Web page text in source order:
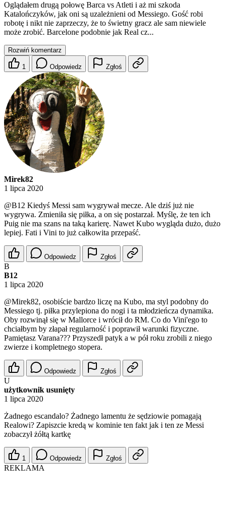
Oglądałem drugą połowę Barca vs Atleti i aż mi szkoda
Katalończyków, jak oni są uzależnieni od Messiego. Gość robi
robotę i nikt nie zaprzeczy, że to świetny gracz ale sam niewiele
może zrobić. Barcelone podobnie jak Real cz...
Rozwiń komentarz
1 Odpowiedz Zgłoś
Mirek82
1 lipca 2020
@B12 Kiedyś Messi sam wygrywał mecze. Ale dziś już nie
wygrywa. Zmieniła się piłka, a on się postarzał. Myślę, że ten ich
Puig nie ma szans na taką karierę. Nawet Kubo wygląda dużo, dużo
lepiej. Fati i Vini to już całkowita przepaść.
Odpowiedz Zgłoś
B
B12
1 lipca 2020
@Mirek82, osobiście bardzo liczę na Kubo, ma styl podobny do
Messiego tj. piłka przylepiona do nogi i ta młodzieńcza dynamika.
Oby rozwinął się w Mallorce i wrócił do RM. Co do Vini'ego to
chciałbym by złapał regularność i poprawił warunki fizyczne.
Pamiętasz Varana??? Przyszedł patyk a w pół roku zrobili z niego
zwierze i kompletnego stopera.
Odpowiedz Zgłoś
U
użytkownik usunięty
1 lipca 2020
Żadnego escandalo? Żadnego lamentu że sędziowie pomagają
Realowi? Zapiszcie kredą w kominie ten fakt jak i ten ze Messi
zobaczył żółtą kartkę
1 Odpowiedz Zgłoś
REKLAMA